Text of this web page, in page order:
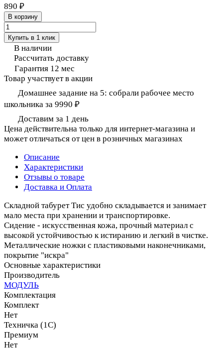
890 ₽
В корзину
Купить в 1 клик
В наличии
Рассчитать доставку
Гарантия 12 мес
Товар участвует в акции
Домашнее задание на 5: собрали рабочее место
школьника за 9990 ₽
Доставим за 1 день
Цена действительна только для интернет-магазина и
может отличаться от цен в розничных магазинах
Описание
Характеристики
Отзывы о товаре
Доставка и Оплата
Складной табурет Тис удобно складывается и занимает
мало места при хранении и транспортировке.
Сидение - искусственная кожа, прочный материал с
высокой устойчивостью к истиранию и легкий в чистке.
Металлические ножки с пластиковыми наконечниками,
покрытие "искра"
Основные характеристики
Производитель
МОДУЛЬ
Комплектация
Комплект
Нет
Техничка (1С)
Премиум
Нет